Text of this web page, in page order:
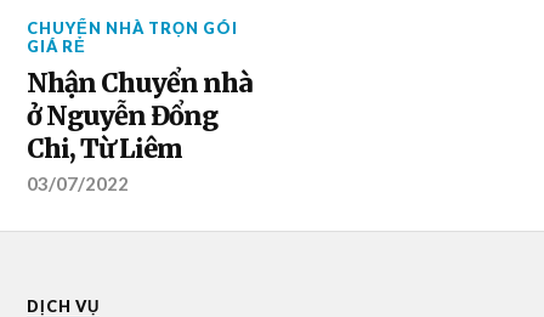
CHUYỂN NHÀ TRỌN GÓI
GIÁ RẺ
Nhận Chuyển nhà
ở Nguyễn Đổng
Chi, Từ Liêm
03/07/2022
DỊCH VỤ